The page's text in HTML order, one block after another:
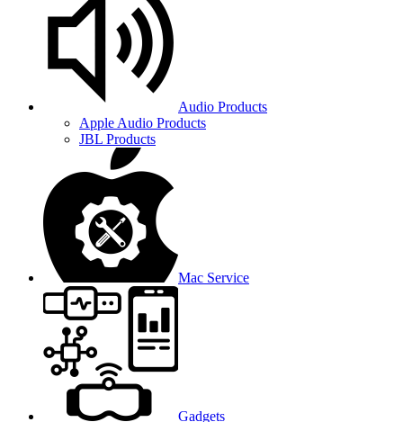
Audio Products
Apple Audio Products
JBL Products
Mac Service
Gadgets